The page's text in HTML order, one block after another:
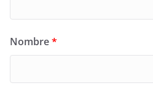
Nombre*